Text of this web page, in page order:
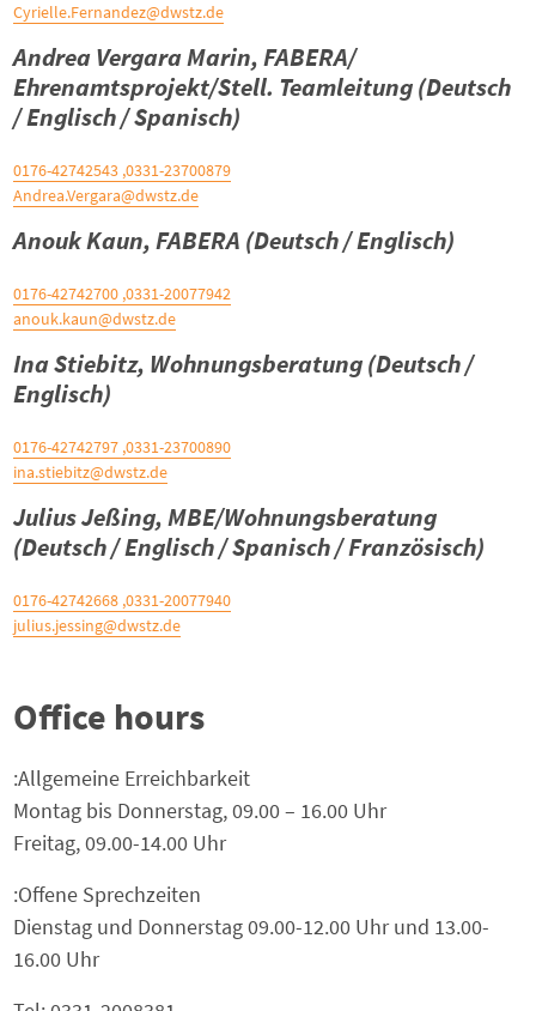
Cyrielle.Fernandez@dwstz.de
Andrea Vergara Marin, FABERA/
Ehrenamtsprojekt/Stell. Teamleitung (Deutsch
/ Englisch / Spanisch)
0331-23700879, 0176-42742543
Andrea.Vergara@dwstz.de
Anouk Kaun, FABERA (Deutsch / Englisch)
0331-20077942, 0176-42742700
anouk.kaun@dwstz.de
Ina Stiebitz, Wohnungsberatung (Deutsch /
Englisch)
0331-23700890, 0176-42742797
ina.stiebitz@dwstz.de
Julius Jeßing, MBE/Wohnungsberatung
(Deutsch / Englisch / Spanisch / Französisch)
0331-20077940, 0176-42742668
julius.jessing@dwstz.de
Office hours
Allgemeine Erreichbarkeit:
Montag bis Donnerstag, 09.00 – 16.00 Uhr
Freitag, 09.00-14.00 Uhr
Offene Sprechzeiten:
Dienstag und Donnerstag 09.00-12.00 Uhr und 13.00-
16.00 Uhr